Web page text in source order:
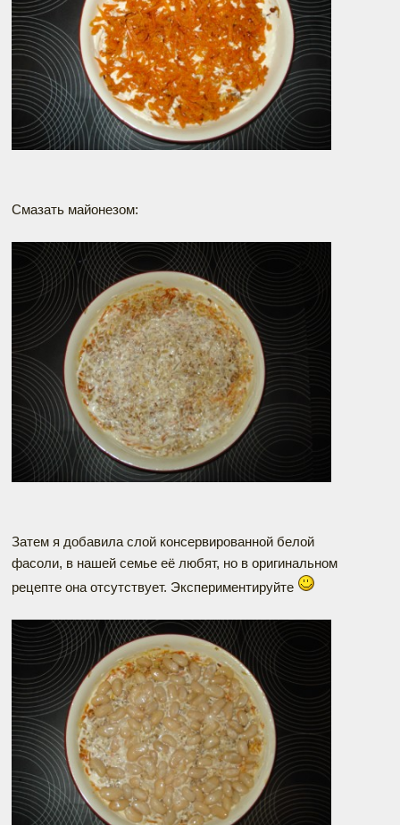
Смазать майонезом:
Затем я добавила слой консервированной белой
фасоли, в нашей семье её любят, но в оригинальном
рецепте она отсутствует. Экспериментируйте